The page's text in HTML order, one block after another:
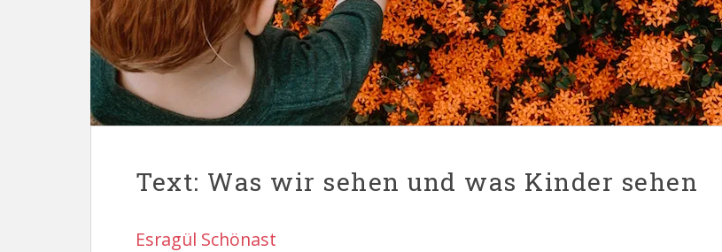
Text: Was wir sehen und was Kinder sehen
Esragül Schönast